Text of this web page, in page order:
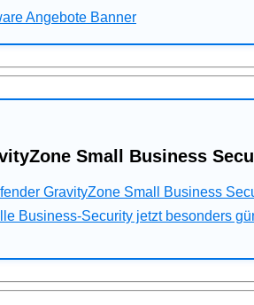
Small Business
GravityZone Small Business
Business-Security jetzt besonders